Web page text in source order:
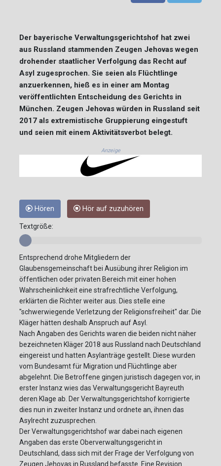
Der bayerische Verwaltungsgerichtshof hat zwei
aus Russland stammenden Zeugen Jehovas wegen
drohender staatlicher Verfolgung das Recht auf
Asyl zugesprochen. Sie seien als Flüchtlinge
anzuerkennen, hieß es in einer am Montag
veröffentlichten Entscheidung des Gerichts in
München. Zeugen Jehovas würden in Russland seit
2017 als extremistische Gruppierung eingestuft
und seien mit einem Aktivitätsverbot belegt.
Anzeige
Hören Hör auf zuzuhören
Textgröße:
Entsprechend drohe Mitgliedern der
Glaubensgemeinschaft bei Ausübung ihrer Religion im
öffentlichen oder privaten Bereich mit einer hohen
Wahrscheinlichkeit eine strafrechtliche Verfolgung,
erklärten die Richter weiter aus. Dies stelle eine
"schwerwiegende Verletzung der Religionsfreiheit" dar. Die
Kläger hätten deshalb Anspruch auf Asyl.
Nach Angaben des Gerichts waren die beiden nicht näher
bezeichneten Kläger 2018 aus Russland nach Deutschland
eingereist und hatten Asylanträge gestellt. Diese wurden
vom Bundesamt für Migration und Flüchtlinge aber
abgelehnt. Die Betroffene gingen juristisch dagegen vor, in
erster Instanz wies das Verwaltungsgericht Bayreuth
deren Klage ab. Der Verwaltungsgerichtshof korrigierte
dies nun in zweiter Instanz und ordnete an, ihnen das
Asylrecht zuzusprechen.
Der Verwaltungsgerichtshof war dabei nach eigenen
Angaben das erste Oberverwaltungsgericht in
Deutschland, dass sich mit der Frage der Verfolgung von
Zeugen Jehovas in Russland befasste. Eine Revision